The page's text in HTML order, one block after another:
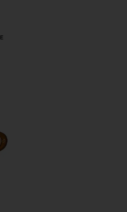
ОЧКИ OUTTA LOVE